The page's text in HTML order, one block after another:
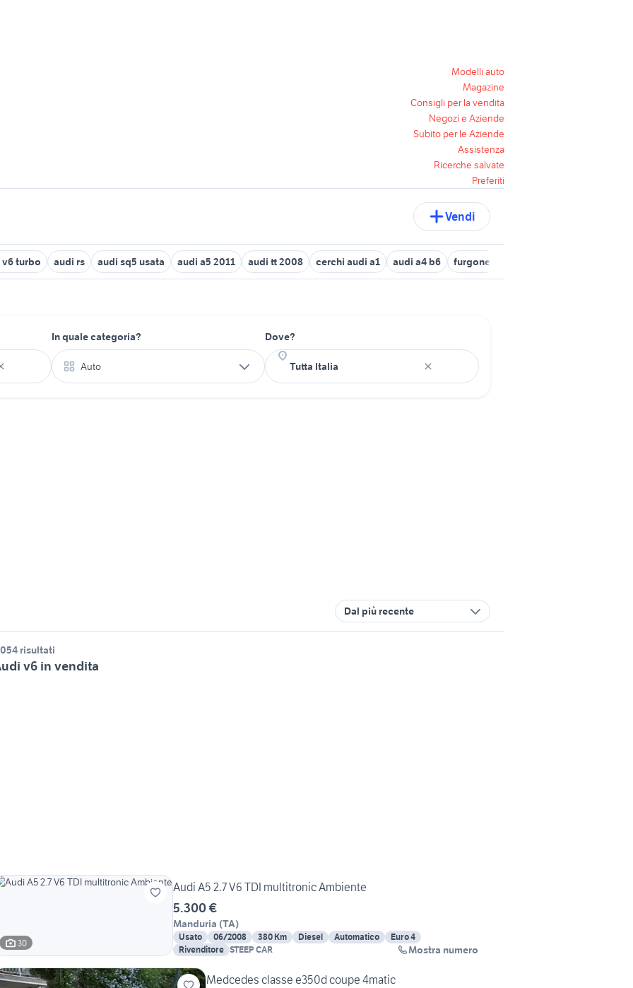
Modelli auto
Magazine
Consigli per la vendita
Negozi e Aziende
Subito per le Aziende
Assistenza
Ricerche salvate
Preferiti
Vendi
v6 turbo audi rs audi sq5 usata audi a5 2011 audi tt 2008 cerchi audi a1 audi a4 b6 furgone audi
In quale categoria?
Auto
Dove?
Dal più recente
risultati
v6 in vendita
30
Audi A5 2.7 V6 TDI multitronic Ambiente
5.300 €
Manduria (TA)
Usato 06/2008 380 Km Diesel Automatico
Euro 4
Rivenditore STEEP CAR Mostra numero
Medcedes classe e350d coupe 4matic